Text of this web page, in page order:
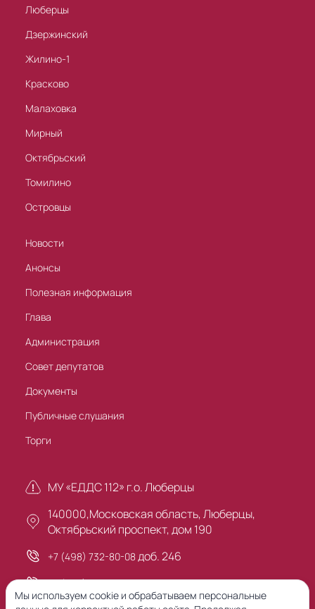
Люберцы
Дзержинский
Жилино-1
Красково
Малаховка
Мирный
Октябрьский
Томилино
Островцы
Новости
Анонсы
Полезная информация
Глава
Администрация
Совет депутатов
Документы
Публичные слушания
Торги
МУ «ЕДДС 112» г.о. Люберцы
140000,Московская область, Люберцы,
Октябрьский проспект, дом 190
+7 (498) 732-80-08 доб. 246
+7 (495) 503-30-00
Мы используем cookie и обрабатываем персональные